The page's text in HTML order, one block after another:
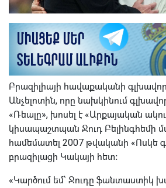
Բրազիլիայի հավաքականի
Անչելոտին, որը նախկինում
«Ռեալը», խոսել է «Արքայական
կիսապաշտպան Ջուդ Բելինգհեմի
համեմատել 2007 թվականի «Ոսկե
բրազիլացի Կակայի հետ։
«Կարծում եմ՝ Ջուդը ֆանտաստիկ